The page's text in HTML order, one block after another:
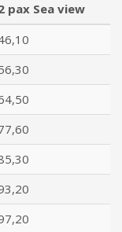
pax Sea view